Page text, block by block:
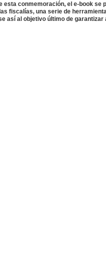
esta conmemoración, el e-book
fiscalías, una serie de
así al objetivo último de